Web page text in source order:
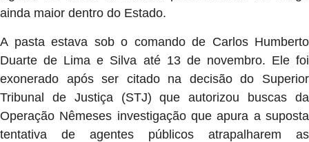
ainda maior dentro do Estado.
A pasta estava sob o comando de Carlos Humberto
Duarte de Lima e Silva até 13 de novembro. Ele foi
exonerado após ser citado na decisão do Superior
Tribunal de Justiça (STJ) que autorizou buscas da
Operação Nêmeses investigação que apura a suposta
tentativa de agentes públicos atrapalharem as